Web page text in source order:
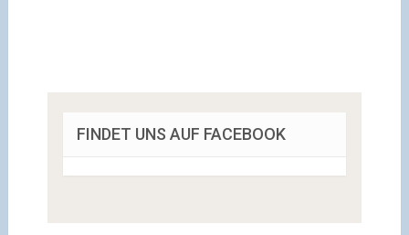
FINDET UNS AUF FACEBOOK